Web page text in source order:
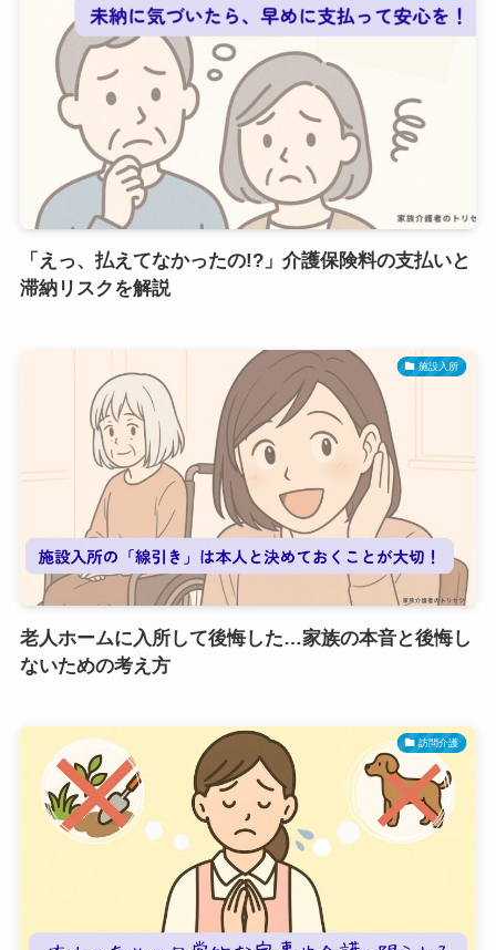
「えっ、払えてなかったの!?」介護保険料の支払いと
滞納リスクを解説
施設入所
老人ホームに入所して後悔した…家族の本音と後悔し
ないための考え方
訪問介護